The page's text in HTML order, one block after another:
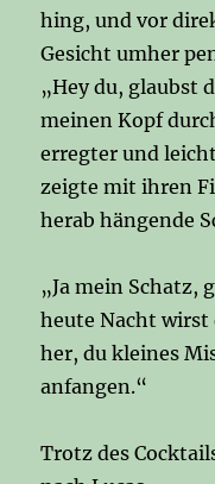
hing, und vor
Gesicht umher
„Hey du, glaubst
meinen Kopf
erregter und
zeigte mit ihren
herab hängende
„Ja mein Schatz,
heute Nacht
her, du kleines
anfangen.“
Trotz des